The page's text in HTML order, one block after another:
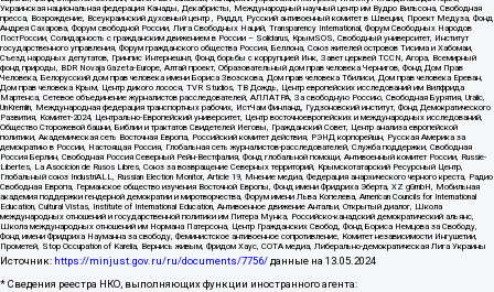
Украинская национальная федерация Канады, Декабристы, Международный научный центр им Вудро Вильсона, Свободная
пресса, Возрождение, Всеукраинский духовный центр , Риддл, Русский антивоенный комитет в Швеции, Проект Медуза, Фонд
Андрея Сахарова, Форум свободной России, Лига Свободных Наций, Transparеncy International, Форум Свободных Народов
ПостРоссии, Солидарность с гражданским движением в России – Solidarus, КрымSOS, Свободный университет, Институт
государственного управления, Форум гражданского общества Россия, Беллона, Союз жителей островов Тисима и Хабомаи,
Съезд народных депутатов, Гринпис Интернешнл, Фонд борьбы с коррупцией Инк, Завет церквей TCCN, Агора, Всемирный
фонд природы, BDR Novaja Gazeta-Europe, Алтай проект, Образовательный дом прав человека Чернигов, Фонд Дом Прав
Человека, Белорусский дом прав человека имени Бориса Звозскова, Дом прав человека Тбилиси, Дом прав человека Ереван,
Дом прав человека Крым, Центр дикого лосося, TVR Studios, ТВ Дождь, Центр европейских исследований им Вилфрида
Мартенса, Сетевое объединение журналистов расследователей, АЛЛАТРА, За свободную Россию, Свободная Бурятия, Uralic,
UnKremlin, Международная федерация транспортных рабочих, ИстЧам Финланд, Гудзоновский институт, Фонд Демократического
Развития, Комитет-2024, Центрально-Европейский университет, Центр восточноевропейских и международных исследований,
Общество Сторожевой башни, Библии и трактатов Свидетелей Иеговы, Гражданский Совет, Центр анализа европейской
политики, Академическая сеть Восточная Европа, Российский комитет действия, РЭНД корпорейшн, Русская Америка за
демократию в России, Настоящая Россия, Глобальная сеть журналистов-расследователей, Служба поддержки, Свободная
Россия Берлин, Свободная Россия Северный Рейн-Вестфалия, Фонд глобальной помощи, Антивоенный комитет России, Russie-
Libertes, La Asocicion de Rusos Libres, Союз за возвращение Северных территорий, Крымскотатарский Ресурсный Центр,
Глобальный союз IndustriALL, Russian Election Monitor, Article 19, Мнение медиа, Федерация анархического черного креста, Радио
Свободная Европа, Германское общество изучения Восточной Европы, Фонд имени Фридриха Эберта, XZ gGmbH, Мобильная
академия поддержки гендерной демократии и миротворчества, Форум имени Льва Копелева, American Councils for International
Education, Cultural Vistas, Institute of International Education, Антивоенное движение Антальи, Открытый диалог, Школа
международных отношений и государственной политики им Питера Мунка, Российско-канадский демократический альянс,
Школа международных отношений им Нормана Патерсона, Центр Гражданских Свобод, Фонд Бориса Немцова за Свободу,
Фонд имени Фридриха Науманна за свободу, Феминистское антивоенное сопротивление, Комитет независимости Ингушетии,
Прометей, Stop Occupation of Karelia, Вернись живым, Фридом Хаус, СОТА медиа, Либерально-демократическая Лига Украины
Источник: https://minjust.gov.ru/ru/documents/7756/данные на 13.05.2024
* Сведения реестра НКО, выполняющих функции иностранного агента: